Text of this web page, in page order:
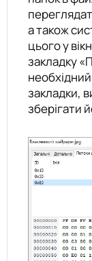
а також
цього у
закладку
закладки,
зберігати